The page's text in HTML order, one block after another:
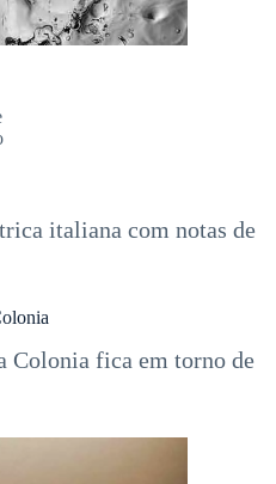
italiana com notas de
Colonia fica em torno de